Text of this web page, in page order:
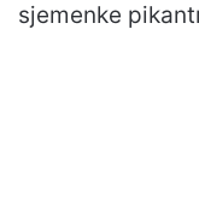
sjemenke